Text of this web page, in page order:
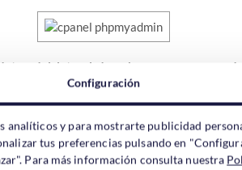
del lateral derecho que
nos carguen sus tablas (aparecerá la
Configuración
analíticos y para mostrarte publicidad
tus preferencias pulsando en
Para más información consulta nuestra